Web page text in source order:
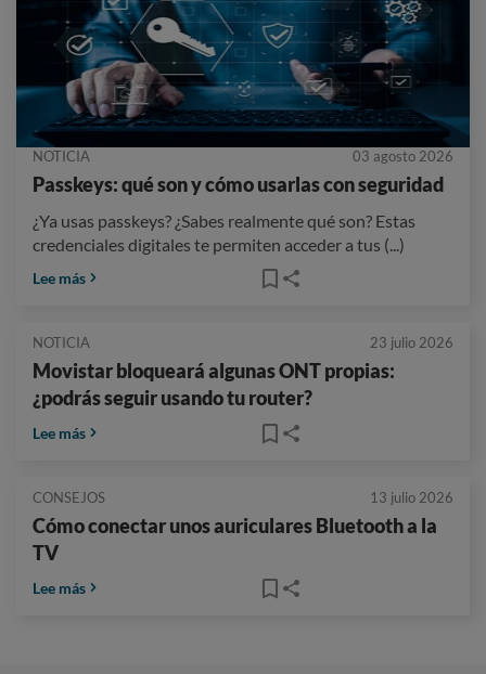
NOTICIA 03 agosto 2026
Passkeys: qué son y cómo usarlas con seguridad
¿Ya usas passkeys? ¿Sabes realmente qué son? Estas
credenciales digitales te permiten acceder a tus (...)
Lee más
NOTICIA 23 julio 2026
Movistar bloqueará algunas ONT propias:
¿podrás seguir usando tu router?
Lee más
CONSEJOS 13 julio 2026
Cómo conectar unos auriculares Bluetooth a la
TV
Lee más